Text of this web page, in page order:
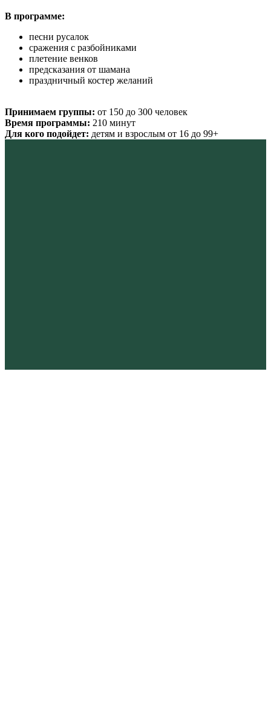
В программе:
песни русалок
сражения с разбойниками
плетение венков
предсказания от шамана
праздничный костер желаний
Принимаем группы: от 150 до 300 человек
Время программы: 210 минут
Для кого подойдет: детям и взрослым от 16 до 99+